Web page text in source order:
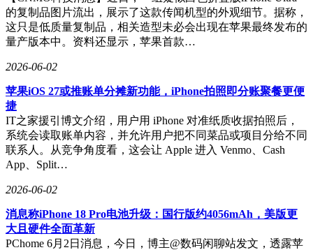
的复制品图片流出，展示了这款传闻机型的外观细节。据称，
这只是低质量复制品，相关造型未必会出现在苹果最终发布的
量产版本中。资料还显示，苹果首款…
2026-06-02
苹果iOS 27或推账单分摊新功能，iPhone拍照即分账聚餐更便
捷
IT之家援引博文介绍，用户用 iPhone 对准纸质收据拍照后，
系统会读取账单内容，并允许用户把不同菜品或项目分给不同
联系人。从竞争角度看，这会让 Apple 进入 Venmo、Cash
App、Split…
2026-06-02
消息称iPhone 18 Pro电池升级：国行版约4056mAh，美版更
大且硬件全面革新
PChome 6月2日消息，今日，博主@数码闲聊站发文，透露苹